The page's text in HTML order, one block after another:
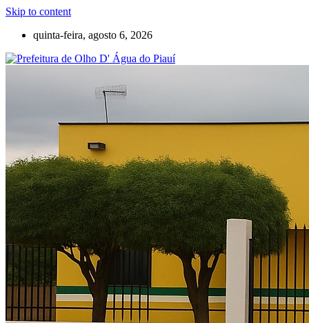
Skip to content
quinta-feira, agosto 6, 2026
Prefeitura de Olho D' Água do Piauí
Olho D'Agua do Piauí – Piauí – Brasil